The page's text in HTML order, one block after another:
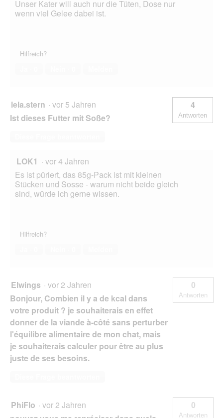
Unser Kater will auch nur die Tüten, Dose nur
wenn viel Gelee dabei ist.
Hilfreich?
lela.stern · vor 5 Jahren
Ist dieses Futter mit Soße?
4
Antworten
LOK1 · vor 4 Jahren
Es ist püriert, das 85g-Pack ist mit kleinen
Stücken und Sosse - warum nicht beide gleich
sind, würde ich gerne wissen.
Hilfreich?
Elwings · vor 2 Jahren
Bonjour, Combien il y a de kcal dans
votre produit ? je souhaiterais en effet
donner de la viande à-côté sans perturber
l'équilibre alimentaire de mon chat, mais
je souhaiterais calculer pour être au plus
juste de ses besoins.
0
Antworten
PhiFlo · vor 2 Jahren
0
Antworten